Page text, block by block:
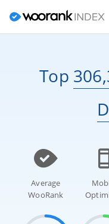
Top
Average
WooRank